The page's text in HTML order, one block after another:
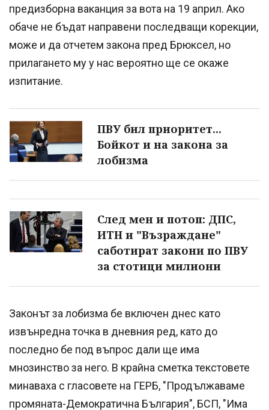
предизборна ваканция за вота на 19 април. Ако
обаче не бъдат направени последващи корекции,
може и да отчетем закона пред Брюксел, но
прилагането му у нас вероятно ще се окаже
изпитание.
ПВУ бил приоритет...
Бойкот и на закона за
лобизма
След мен и потоп: ДПС,
ИТН и "Възраждане"
саботират закони по ПВУ
за стотици милиони
Законът за лобизма бе включен днес като
извънредна точка в дневния ред, като до
последно бе под въпрос дали ще има
мнозинство за него. В крайна сметка текстовете
минаваха с гласовете на ГЕРБ, "Продължаваме
промяната-Демократична България", БСП, "Има